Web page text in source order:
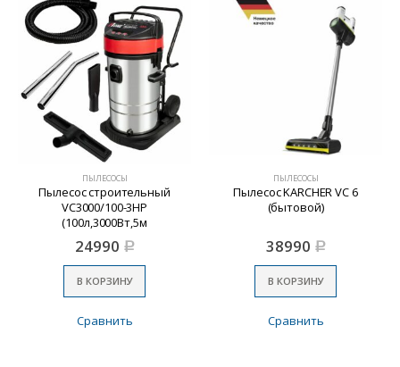
ПЫЛЕСОСЫ
Пылесос строительный
VC3000/100-3HP
(100л,3000Вт,5м
шланг,2двигателя, сух/вл
уборка) №1
24990 Р
В КОРЗИНУ
Сравнить
ПЫЛЕСОСЫ
Пылесос KARCHER VC 6
(бытовой)
38990 Р
В КОРЗИНУ
Сравнить